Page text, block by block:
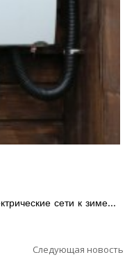
сети к зиме...
Следующая новость